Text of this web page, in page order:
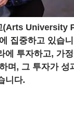
(Arts University
집중하고 있습
에 투자하고, 가
며, 그 투자가 성
니다.